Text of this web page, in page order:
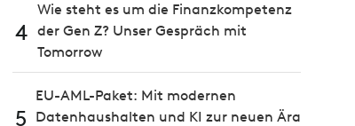
4
Wie steht es um die Finanzkompetenz
der Gen Z? Unser Gespräch mit
Tomorrow
5
EU-AML-Paket: Mit modernen
Datenhaushalten und KI zur neuen Ära